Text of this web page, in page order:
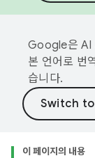
Google은 AI
본 언어로 번
습니다.
이 페이지의 내용